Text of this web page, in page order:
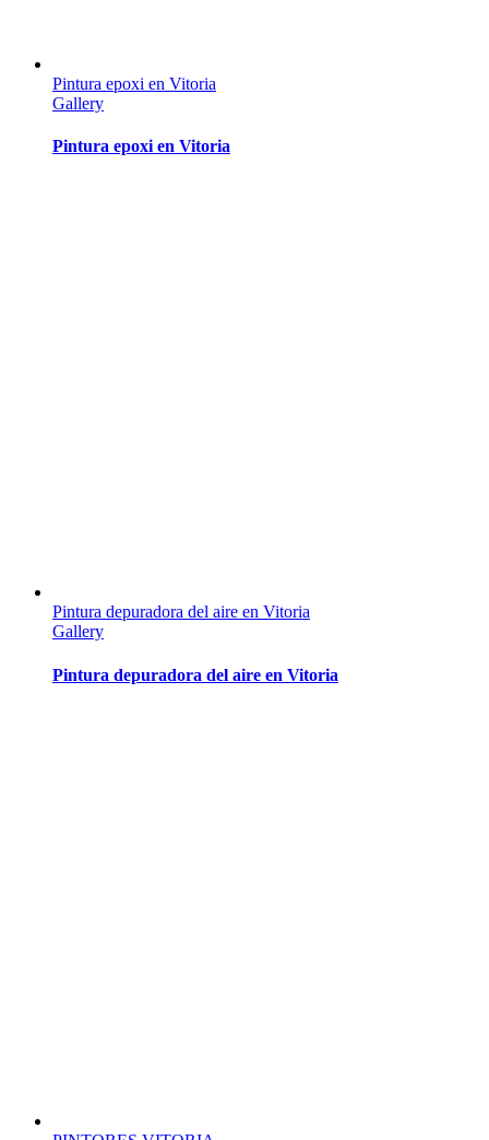
Pintura epoxi en Vitoria
Gallery
Pintura epoxi en Vitoria
Pintura depuradora del aire en Vitoria
Gallery
Pintura depuradora del aire en Vitoria